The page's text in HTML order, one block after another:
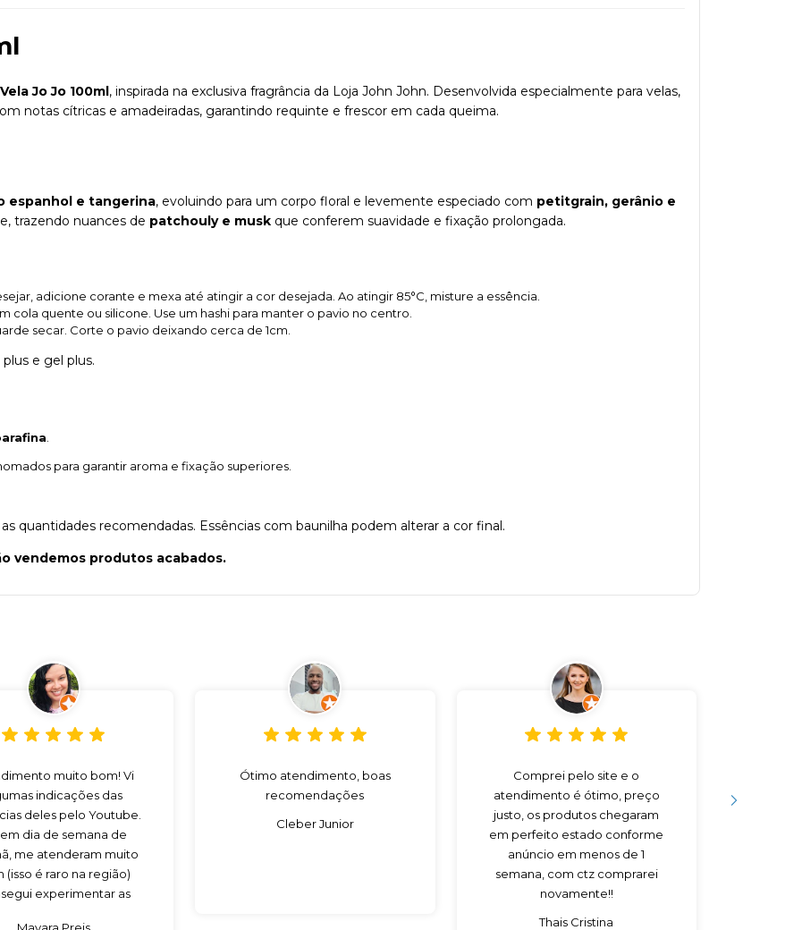
Jo Jo 100ml, inspirada na exclusiva fragrância da Loja John John. Desenvolvida especialmente para velas,
notas cítricas e amadeiradas, garantindo requinte e frescor em cada queima.
espanhol e tangerina, evoluindo para um corpo floral e levemente especiado com petitgrain, gerânio e
trazendo nuances de patchouly e musk que conferem suavidade e fixação prolongada.
adicione corante e mexa até atingir a cor desejada. Ao atingir 85°C, misture a essência.
cola quente ou silicone. Use um hashi para manter o pavio no centro.
secar. Corte o pavio deixando cerca de 1cm.
e gel plus.
para garantir aroma e fixação superiores.
quantidades recomendadas. Essências com baunilha podem alterar a cor final.
vendemos produtos acabados.
muito bom! Vi
indicações das
deles pelo Youtube.
em dia de semana de
me atenderam muito
(isso é raro na região)
experimentar as
Ótimo atendimento, boas
recomendações
Cleber Junior
Comprei pelo site e o
atendimento é ótimo, preço
justo, os produtos chegaram
em perfeito estado conforme
anúncio em menos de 1
semana, com ctz comprarei
novamente!!
Thais Cristina